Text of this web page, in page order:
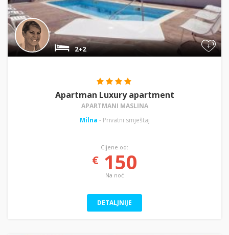
+
2+2
Apartman Luxury apartment
APARTMANI MASLINA
Milna - Privatni smještaj
Cijene od:
€150
Na noć
DETALJNIJE